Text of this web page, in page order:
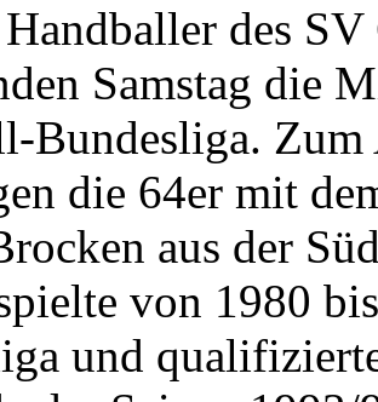
des
Samstag die
Bundesliga.
die 64er mit
aus der
von 1980
und